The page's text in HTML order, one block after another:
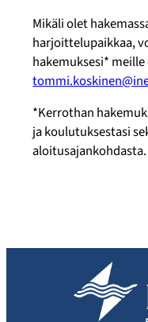
Mikäli olet
harjoittelupaikkaa,
hakemuksesi*
*Kerrothan
ja koulutuksestasi
aloitusajankohdasta.